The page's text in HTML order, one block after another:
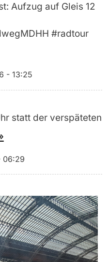
Aufzug auf Gleis 12
#radtour
- 13:25
statt der verspäteten
06:29